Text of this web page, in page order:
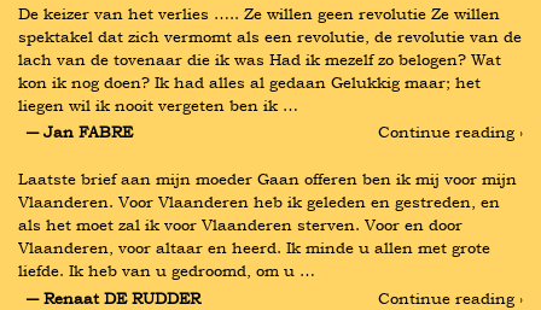
De keizer van het verlies ….. Ze willen geen revolutie Ze willen
spektakel dat zich vermomt als een revolutie, de revolutie van de
lach van de tovenaar die ik was Had ik mezelf zo belogen? Wat
kon ik nog doen? Ik had alles al gedaan Gelukkig maar; het
liegen wil ik nooit vergeten ben ik …
― Jan FABRE
Continue reading ›
Laatste brief aan mijn moeder Gaan offeren ben ik mij voor mijn
Vlaanderen. Voor Vlaanderen heb ik geleden en gestreden, en
als het moet zal ik voor Vlaanderen sterven. Voor en door
Vlaanderen, voor altaar en heerd. Ik minde u allen met grote
liefde. Ik heb van u gedroomd, om u …
― Renaat DE RUDDER
Continue reading ›